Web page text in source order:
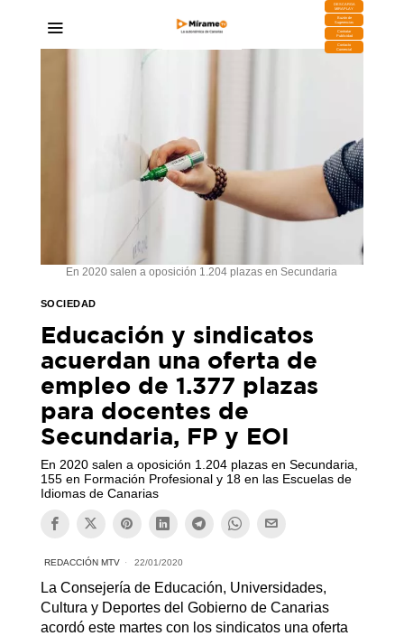
DESCARGA
MIRAPLAY
Buzón de
Sugerencias
Contratar
Publicidad
Contacto
Comercial
En 2020 salen a oposición 1.204 plazas en Secundaria
SOCIEDAD
Educación y sindicatos
acuerdan una oferta de
empleo de 1.377 plazas
para docentes de
Secundaria, FP y EOI
En 2020 salen a oposición 1.204 plazas en Secundaria,
155 en Formación Profesional y 18 en las Escuelas de
Idiomas de Canarias
REDACCIÓN MTV 22/01/2020
La Consejería de Educación, Universidades,
Cultura y Deportes del Gobierno de Canarias
acordó este martes con los sindicatos una oferta